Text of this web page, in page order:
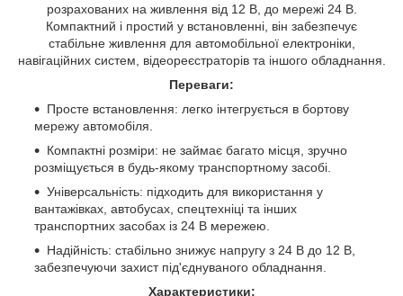
розрахованих на живлення від 12 В, до мережі 24 В.
Компактний і простий у встановленні, він забезпечує
стабільне живлення для автомобільної електроніки,
навігаційних систем, відеореєстраторів та іншого обладнання.
Переваги:
Просте встановлення: легко інтегрується в бортову
мережу автомобіля.
Компактні розміри: не займає багато місця, зручно
розміщується в будь-якому транспортному засобі.
Універсальність: підходить для використання у
вантажівках, автобусах, спецтехніці та інших
транспортних засобах із 24 В мережею.
Надійність: стабільно знижує напругу з 24 В до 12 В,
забезпечуючи захист під'єднуваного обладнання.
Характеристики: